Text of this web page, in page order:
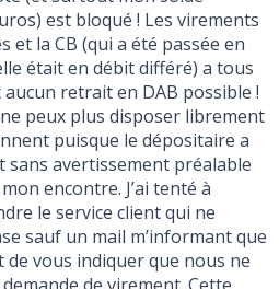
est bloqué ! Les virements
et la CB (qui a été passée en
était en débit différé) a tous
retrait en DAB possible !
peux plus disposer librement
puisque le dépositaire a
sans avertissement préalable
encontre. J’ai tenté à
le service client qui ne
sauf un mail m’informant que
vous indiquer que nous ne